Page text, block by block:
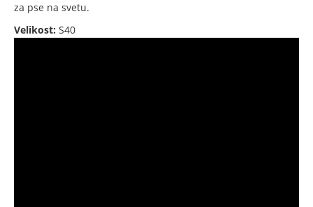
za pse na svetu.
Velikost: S40